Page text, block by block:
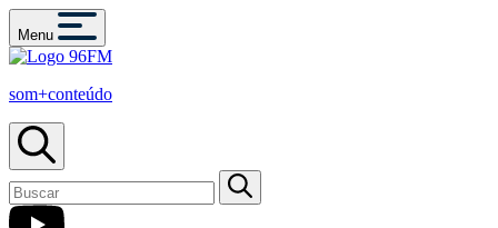
Menu
som+conteúdo